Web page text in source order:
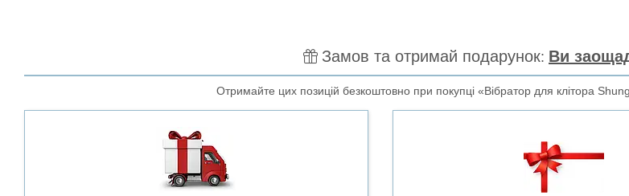
Замов та отримай подарунок Ви
Отримайте цих позицій безкоштовно при покупці «Вібратор для клітора